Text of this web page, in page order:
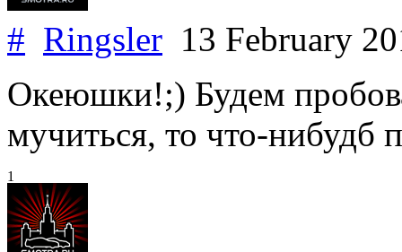
# Ringsler 13 February
Океюшки!;) Будем
мучиться, то что-нибудб
1